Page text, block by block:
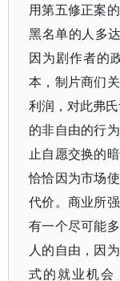
用第五修正案
黑名单的人多
因为剧作者的
本，制片商们
利润，对此弗
的非自由的行
止自愿交换的
恰恰因为市场
代价。商业所
有一个尽可能
人的自由，因
式的就业机会